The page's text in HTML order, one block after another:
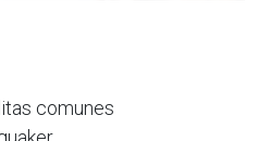
comunes